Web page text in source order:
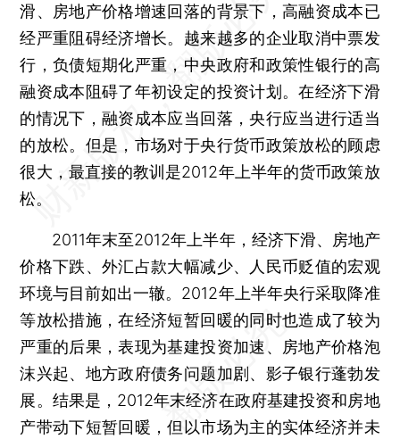
滑、房地产价格增速回落的背景下，高融资成本已
经严重阻碍经济增长。越来越多的企业取消中票发
行，负债短期化严重，中央政府和政策性银行的高
融资成本阻碍了年初设定的投资计划。在经济下滑
的情况下，融资成本应当回落，央行应当进行适当
的放松。但是，市场对于央行货币政策放松的顾虑
很大，最直接的教训是2012年上半年的货币政策放
松。
2011年末至2012年上半年，经济下滑、房地产
价格下跌、外汇占款大幅减少、人民币贬值的宏观
环境与目前如出一辙。2012年上半年央行采取降准
等放松措施，在经济短暂回暖的同时也造成了较为
严重的后果，表现为基建投资加速、房地产价格泡
沫兴起、地方政府债务问题加剧、影子银行蓬勃发
展。结果是，2012年末经济在政府基建投资和房地
产带动下短暂回暖，但以市场为主的实体经济并未